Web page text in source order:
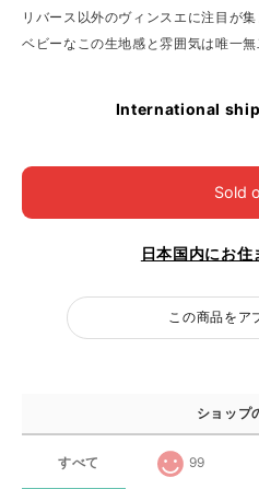
リバース以外のヴィンスエに注目が
ベビーなこの生地感と雰囲気は唯一無
International
Sold
日本国内にお住
この商品をア
ショップ
すべて 99